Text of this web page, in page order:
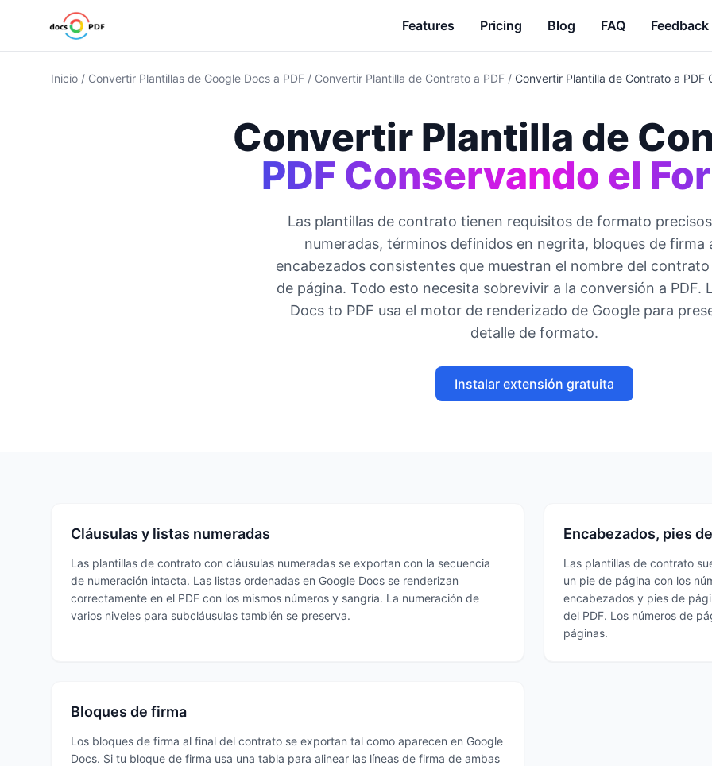
Features Pricing Blog FAQ Feedback
Inicio / Convertir Plantillas de Google Docs a PDF / Convertir Plantilla de Contrato a PDF / Convertir Plantilla de Contrato a PDF
Convertir Plantilla de
PDF Conservando el
Las plantillas de contrato tienen requisitos de formato
numeradas, términos definidos en negrita, bloques de firma
encabezados consistentes que muestran el nombre del
de página. Todo esto necesita sobrevivir a la conversión a PDF.
Docs to PDF usa el motor de renderizado de Google para
detalle de formato.
Instalar extensión gratuita
Cláusulas y listas numeradas
Las plantillas de contrato con cláusulas numeradas se exportan con la secuencia
de numeración intacta. Las listas ordenadas en Google Docs se renderizan
correctamente en el PDF con los mismos números y sangría. La numeración de
varios niveles para subcláusulas también se preserva.
Encabezados, pies
Las plantillas de contrato
un pie de página con los
encabezados y pies de
del PDF. Los números de
páginas.
Bloques de firma
Los bloques de firma al final del contrato se exportan tal como aparecen en Google
Docs. Si tu bloque de firma usa una tabla para alinear las líneas de firma de ambas